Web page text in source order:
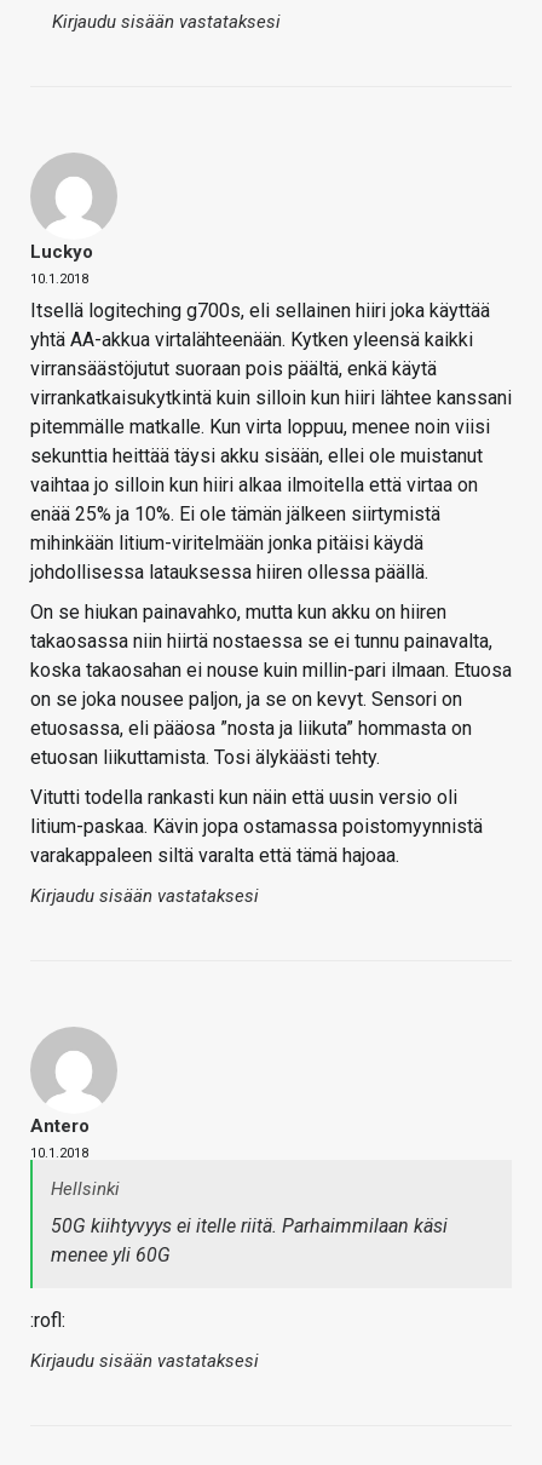
Kirjaudu sisään vastataksesi
Luckyo
10.1.2018
Itsellä logiteching g700s, eli sellainen hiiri joka käyttää
yhtä AA-akkua virtalähteenään. Kytken yleensä kaikki
virransäästöjutut suoraan pois päältä, enkä käytä
virrankatkaisukytkintä kuin silloin kun hiiri lähtee kanssani
pitemmälle matkalle. Kun virta loppuu, menee noin viisi
sekunttia heittää täysi akku sisään, ellei ole muistanut
vaihtaa jo silloin kun hiiri alkaa ilmoitella että virtaa on
enää 25% ja 10%. Ei ole tämän jälkeen siirtymistä
mihinkään litium-viritelmään jonka pitäisi käydä
johdollisessa latauksessa hiiren ollessa päällä.
On se hiukan painavahko, mutta kun akku on hiiren
takaosassa niin hiirtä nostaessa se ei tunnu painavalta,
koska takaosahan ei nouse kuin millin-pari ilmaan. Etuosa
on se joka nousee paljon, ja se on kevyt. Sensori on
etuosassa, eli pääosa ”nosta ja liikuta” hommasta on
etuosan liikuttamista. Tosi älykäästi tehty.
Vitutti todella rankasti kun näin että uusin versio oli
litium-paskaa. Kävin jopa ostamassa poistomyynnistä
varakappaleen siltä varalta että tämä hajoaa.
Kirjaudu sisään vastataksesi
Antero
10.1.2018
Hellsinki
50G kiihtyvyys ei itelle riitä. Parhaimmilaan käsi
menee yli 60G
:rofl:
Kirjaudu sisään vastataksesi